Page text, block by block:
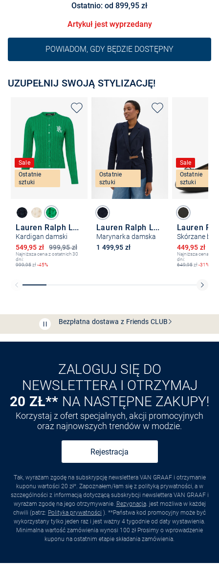
Ostatnio: od 899,95 zł
Artykuł jest wyprzedany
POWIADOM, GDY BĘDZIE DOSTĘPNY
UZUPEŁNIJ SWOJĄ STYLIZACJĘ!
Sale
Ostatnie
sztuki
Lauren Ralph Lauren
Kardigan damski
999,95 zł
Obniżona cena
549,95 zł
Najniższa cena z ostatnich 30
dni:
999,95zł-45%
Ostatnie
sztuki
Lauren Ralph Lauren
Marynarka damska
1 499,95 zł
Sale
Ostatnie
sztuki
Obniżona
449,95 zł
Najniższa cena z
dni:
649,95zł-31%
Przedłużenie czasu zwrotu towaru: 60 dni
Odkryj aplikację VANGRAAF
ZALOGUJ SIĘ DO
NEWSLETTERA I OTRZYMAJ
20 ZŁ** NA NASTĘPNE ZAKUPY!
Korzystaj z ofert specjalnych, akcji promocyjnych
oraz najnowszych trendów w modzie.
Rejestracja
Tak, wyrażam zgodę na subskrypcję newslettera VAN GRAAF i otrzymanie
kuponu wartości 20 zł*. Zapoznałem/łam się z polityką prywatności, a w
szczególności z informacją dotyczącą subskrybcji newslettera VAN GRAAF i
wyrażam zgodę na jego otrzymywanie. Rezygnacja. jest możliwa w każdej
chwili (patrz: Polityka prywatności ). **Państwa kod promocyjny może być
wykorzystany tylko jeden raz i jest ważny 4 tygodnie od daty wystawienia.
Minimalna wartość zamówienia wynosi 100 zł Prosimy o wprowadzenie
kuponu na ostatnim etapie składania zamówienia.